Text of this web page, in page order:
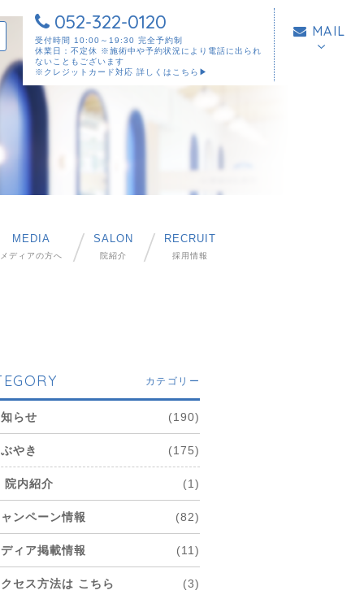
052-322-0120
受付時間 10:00～19:30 完全予約制
休業日：不定休 ※施術中や予約状況により電話に出られ
ないこともございます
※クレジットカード対応 詳しくはこちら▶︎
MAIL
MEDIA
メディアの方へ
SALON
院紹介
RECRUIT
採用情報
カテゴリー
らせ (190)
やき (175)
院内紹介 (1)
ンペーン情報 (82)
ディア掲載情報 (11)
セス方法は こちら (3)